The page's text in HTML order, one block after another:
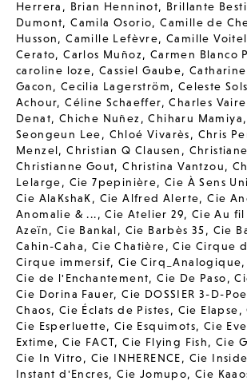
Herrera , Brian Henninot, Brillante
Dumont,Camila Osorio,Camille de
Husson,Camille Lefèvre,Camille
Cerato,Carlos Muñoz, Carmen Blanco
caroline loze,Cassiel Gaube,
Gacon, Cecilia Lagerström, Celeste
Achour,Céline Schaeffer,Charles
Denat, Chiche Nuñez ,Chiharu Mamiya,
Seongeun Lee, Chloé Vivarès, Chris
Menzel,Christian Q Clausen ,
Christianne Gout,Christina Vantzou,
Lelarge, Cie 7pepinière,Cie À Sens
Cie AlaKshaK, Cie Alfred Alerte,Cie
Anomalie & ...,Cie Atelier 29, Cie Au
Azeïn, Cie Bankal, Cie Barbès 35, Cie
Cahin-Caha, Cie Chatière,Cie Cirque
Cirque immersif, Cie Cirq_Analogique
Cie de l'Enchantement,Cie De Paso,
Cie Dorina Fauer,Cie DOSSIER 3-D-
Chaos, Cie Éclats de Pistes, Cie Elapse,
Cie Esperluette, Cie Esquimots, Cie
Extime,Cie FACT,Cie Flying Fish,Cie
Cie In Vitro, Cie INHERENCE, Cie
Instant d'Encres,Cie Jomupo,Cie